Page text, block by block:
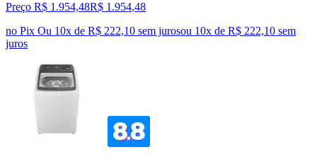
Preço R$ 1.954,48R$ 1.954,48
no Pix Ou 10x de R$ 222,10 sem jurosou 10x de R$ 222,10 sem
juros